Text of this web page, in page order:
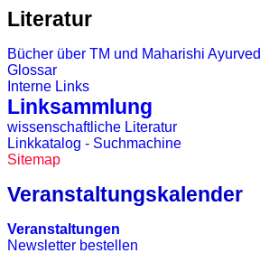
Literatur
Bücher über TM und Maharishi
Glossar
Interne Links
Linksammlung
wissenschaftliche Literatur
Linkkatalog - Suchmachine
Sitemap
Veranstaltungskalender
Veranstaltungen
Newsletter bestellen